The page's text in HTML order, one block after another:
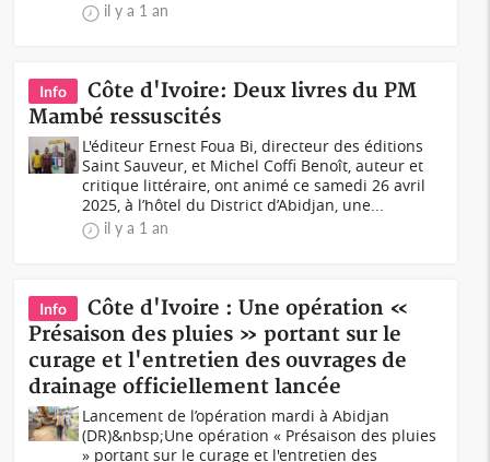
il y a 1 an
Info
Côte d'Ivoire: Deux livres du PM
Mambé ressuscités
L'éditeur Ernest Foua Bi, directeur des éditions
Saint Sauveur, et Michel Coffi Benoît, auteur et
critique littéraire, ont animé ce samedi 26 avril
2025, à l’hôtel du District d’Abidjan, une...
il y a 1 an
Info
Côte d'Ivoire : Une opération «
Présaison des pluies » portant sur le
curage et l'entretien des ouvrages de
drainage officiellement lancée
Lancement de l’opération mardi à Abidjan
(DR)&nbsp;Une opération « Présaison des pluies
» portant sur le curage et l'entretien des